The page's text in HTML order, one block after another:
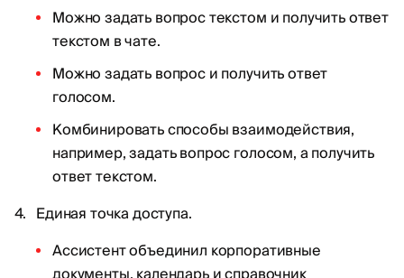
Можно задать вопрос текстом и получить ответ
текстом в чате.
Можно задать вопрос и получить ответ
голосом.
Комбинировать способы взаимодействия,
например, задать вопрос голосом, а получить
ответ текстом.
Единая точка доступа.
Ассистент объединил корпоративные